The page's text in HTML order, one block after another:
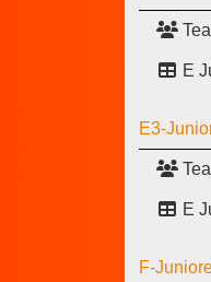
E
E3-
E
F-